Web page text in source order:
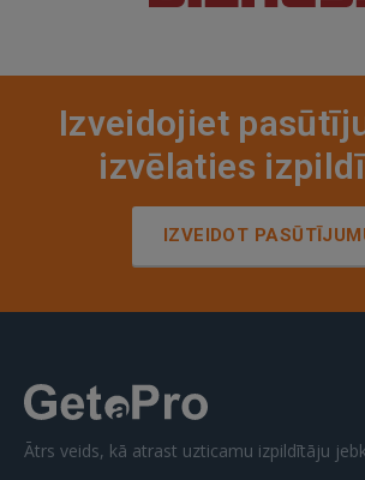
Izveidojiet
izvēlaties
IZVEIDOT
Ātrs veids, kā atrast uzticamu izpildītāju